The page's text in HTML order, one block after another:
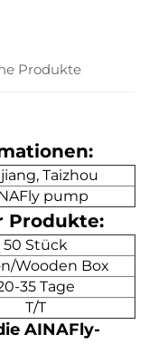
Produkte
Taizhou
pump
Produkte:
50 Stück
Wooden Box
35 Tage
T/T
AINAFly-